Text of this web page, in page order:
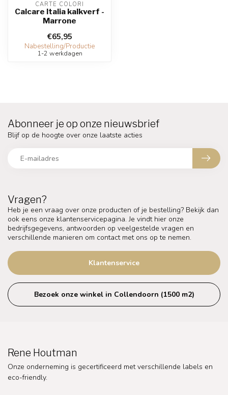
CARTE COLORI
Calcare Italia kalkverf -
Marrone
€65,95
Nabestelling/Productie
1-2 werkdagen
Vragen?
Heb je een vraag over onze producten of je bestelling? Bekijk dan
ook eens onze klantenservicepagina. Je vindt hier onze
bedrijfsgegevens, antwoorden op veelgestelde vragen en
verschillende manieren om contact met ons op te nemen.
Klantenservice
Bezoek onze winkel in Collendoorn (1500 m2)
Abonneer je op onze nieuwsbrief
Blijf op de hoogte over onze laatste acties
Rene Houtman
Onze onderneming is gecertificeerd met verschillende labels en
eco-friendly.